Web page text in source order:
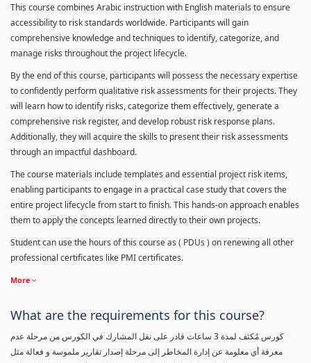
This course combines Arabic instruction with English materials to ensure
accessibility to risk standards worldwide. Participants will gain
comprehensive knowledge and techniques to identify, categorize, and
manage risks throughout the project lifecycle.
By the end of this course, participants will possess the necessary expertise
to confidently perform qualitative risk assessments for their projects. They
will learn how to identify risks, categorize them effectively, generate a
comprehensive risk register, and develop robust risk response plans.
Additionally, they will acquire the skills to present their risk assessments
through an impactful dashboard.
The course materials include templates and essential project risk items,
enabling participants to engage in a practical case study that covers the
entire project lifecycle from start to finish. This hands-on approach enables
them to apply the concepts learned directly to their own projects.
Student can use the hours of this course as ( PDUs ) on renewing all other
professional certificates like PMI certificates.
More
What are the requirements for this course?
كورس مٌكثف لمدة 3 ساعات قادر على نقل المشارك في الكورس من مرحلة عدم
معرفة أي معلومة عن إدارة المخاطر إلى مرحلة إصدار تقارير ملموسة و فعالة مثل